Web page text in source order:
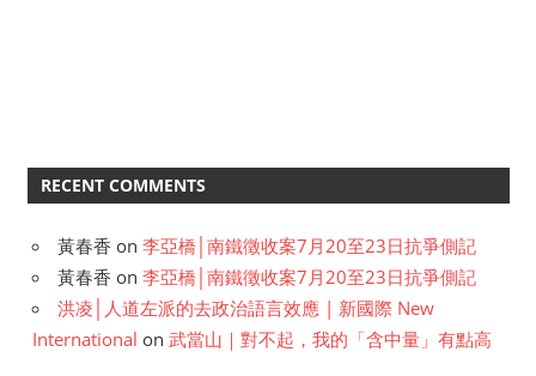
RECENT COMMENTS
黃春香 on 李亞橋│南鐵徵收案7月20至23日抗爭側記
黃春香 on 李亞橋│南鐵徵收案7月20至23日抗爭側記
洪凌│人道左派的去政治語言效應 | 新國際 New
International on 武當山｜對不起，我的「含中量」有點高